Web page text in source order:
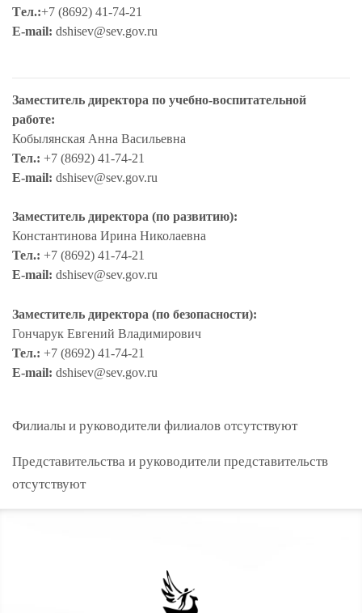
Tел.:+7 (8692) 41-74-21
E-mail: dshisev@sev.gov.ru
Заместитель директора по учебно-воспитательной
работе:
Кобылянская Анна Васильевна
Тел.: +7 (8692) 41-74-21
E-mail: dshisev@sev.gov.ru
Заместитель директора (по развитию):
Константинова Ирина Николаевна
Тел.: +7 (8692) 41-74-21
E-mail: dshisev@sev.gov.ru
Заместитель директора (по безопасности):
Гончарук Евгений Владимирович
Тел.: +7 (8692) 41-74-21
E-mail: dshisev@sev.gov.ru
Филиалы и руководители филиалов отсутствуют
Представительства и руководители представительств
отсутствуют